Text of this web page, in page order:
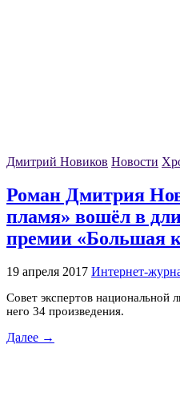
Дмитрий Новиков Новости
Роман Дмитрия
пламя» вошёл в
премии «Большая
19 апреля 2017 Интернет-
Совет экспертов национальной
него 34 произведения.
Далее →